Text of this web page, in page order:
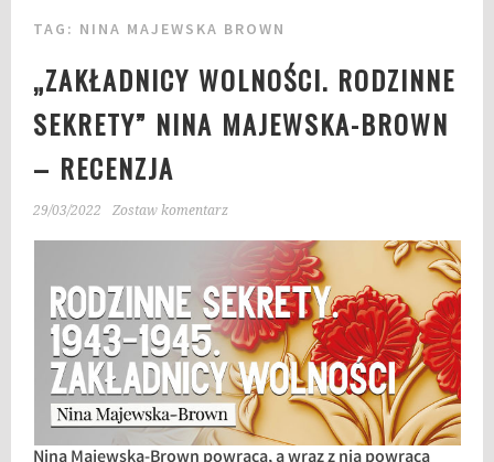
TAG: NINA MAJEWSKA BROWN
„ZAKŁADNICY WOLNOŚCI. RODZINNE
SEKRETY” NINA MAJEWSKA-BROWN
– RECENZJA
29/03/2022 Zostaw komentarz